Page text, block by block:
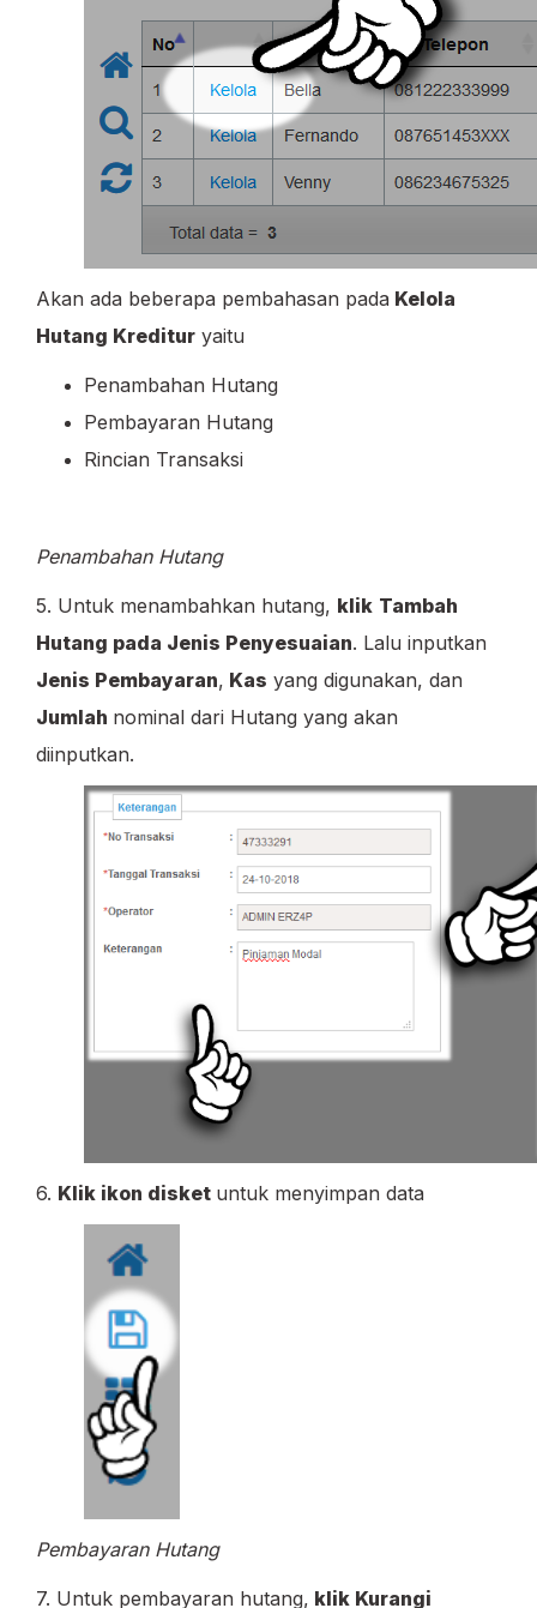
Akan ada beberapa pembahasan pada Kelola
Hutang Kreditur yaitu
Penambahan Hutang
Pembayaran Hutang
Rincian Transaksi
Penambahan Hutang
5. Untuk menambahkan hutang, klik Tambah
Hutang pada Jenis Penyesuaian. Lalu inputkan
Jenis Pembayaran, Kas yang digunakan, dan
Jumlah nominal dari Hutang yang akan
diinputkan.
6. Klik ikon disket untuk menyimpan data
Pembayaran Hutang
7. Untuk pembayaran hutang, klik Kurangi